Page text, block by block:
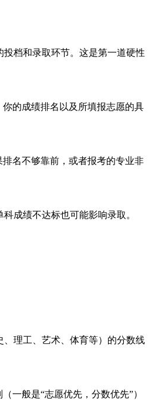
档和录取环节。这是第一道硬性
的成绩排名以及所填报志愿的具
名不够靠前，或者报考的专业非
成绩不达标也可能影响录取。
理工、艺术、体育等）的分数线
般是“志愿优先，分数优先”）